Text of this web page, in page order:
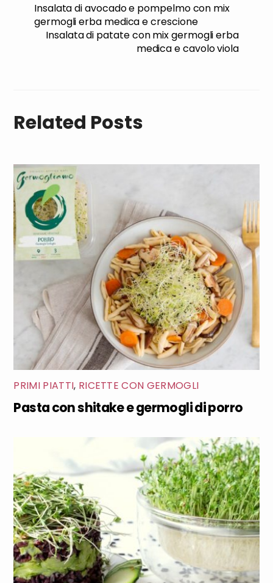
Insalata di avocado e pompelmo con mix
germogli erba medica e crescione
Insalata di patate con mix germogli erba
medica e cavolo viola
Related Posts
PRIMI PIATTI, RICETTE CON GERMOGLI
Pasta con shitake e germogli di porro